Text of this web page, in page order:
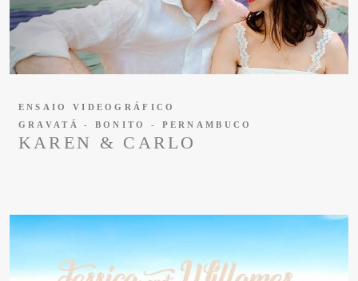
KAREN & CARLO
ENSAIO VIDEOGRÁFICO
GRAVATÁ - BONITO - PERNAMBUCO